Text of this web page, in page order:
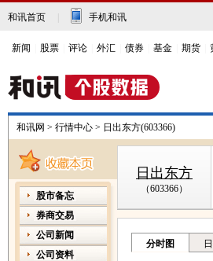
和讯首页 手机和讯
新闻 股票 评论 外汇 债券 基金 期货
和讯网 > 行情中心 > 日出东方(603366)
股市备忘
券商交易
公司新闻
公司资料
日出东方
（603366）